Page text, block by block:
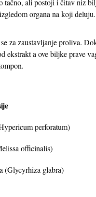
tačno, ali postoji i čitav niz
organa na koji
za zaustavljanje proliva.
ekstrakt a ove biljke prave
perforatum)
officinalis)
(Glycyrhiza glabra)